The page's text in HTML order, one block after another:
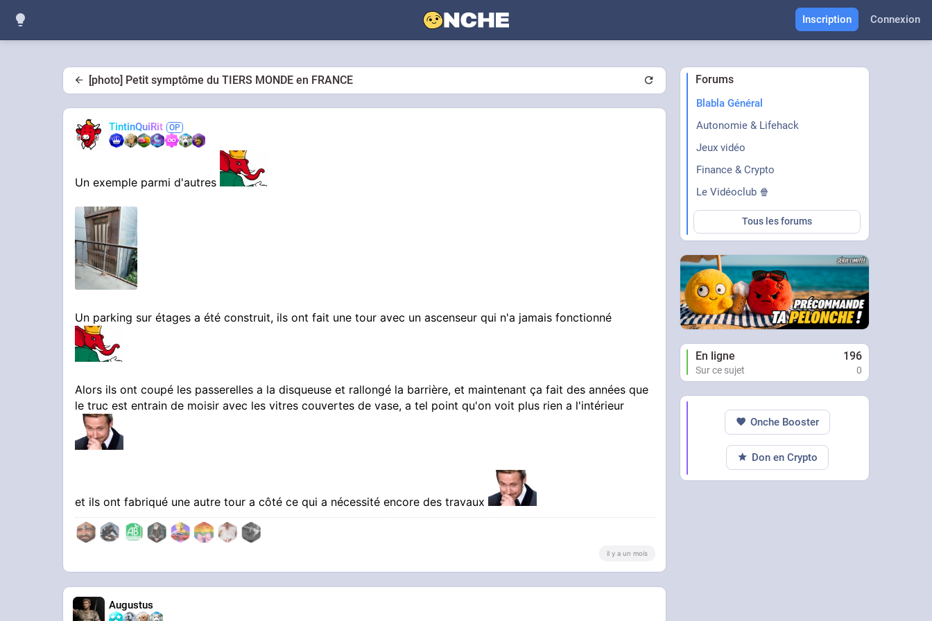
Inscription Connexion
[photo] Petit symptôme du TIERS MONDE en FRANCE
TintinQuiRit
Un exemple parmi d'autres
Un parking sur étages a été construit, ils ont fait une tour avec un ascenseur qui n'a jamais fonctionné
Alors ils ont coupé les passerelles a la disqueuse et rallongé la barrière, et maintenant ça fait des années que
le truc est entrain de moisir avec les vitres couvertes de vase, a tel point qu'on voit plus rien a l'intérieur
et ils ont fabriqué une autre tour a côté ce qui a nécessité encore des travaux
il y a un mois
Augustus
Forums
Blabla Général
Autonomie & Lifehack
Jeux vidéo
Finance & Crypto
Le Vidéoclub 🍿
Tous les forums
En ligne 196
Sur ce sujet 0
Onche Booster
Don en Crypto